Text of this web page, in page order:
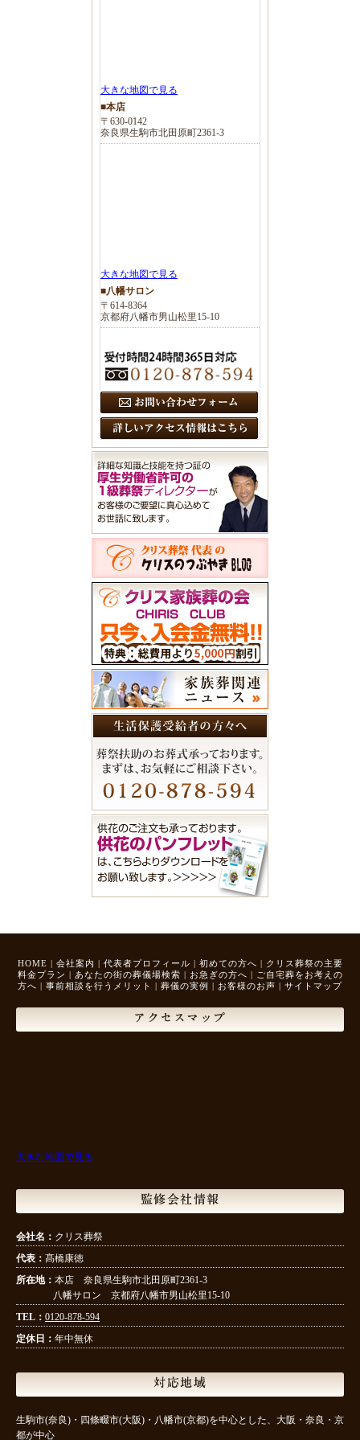
大きな地図で見る
■本店
〒630-0142
奈良県生駒市北田原町2361-3
大きな地図で見る
■八幡サロン
〒614-8364
京都府八幡市男山松里15-10
HOME | 会社案内 | 代表者プロフィール | 初めての方へ | クリス葬祭の主要
料金プラン | あなたの街の葬儀場検索 | お急ぎの方へ | ご自宅葬をお考えの
方へ | 事前相談を行うメリット | 葬儀の実例 | お客様のお声 | サイトマップ
アクセスマップ
大きな地図で見る
監修会社情報
会社名： クリス葬祭
代表： 髙橋康徳
所在地： 本店 奈良県生駒市北田原町2361-3
八幡サロン 京都府八幡市男山松里15-10
TEL： 0120-878-594
定休日： 年中無休
対応地域
生駒市(奈良)・四條畷市(大阪)・八幡市(京都)を中心とした、大阪・奈良・京
都が中心